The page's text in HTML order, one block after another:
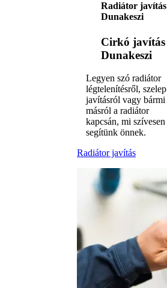
Radiátor javítás
Dunakeszi
Cirkó javítás
Dunakeszi
Legyen szó radiátor
légtelenítésről, szelep
javításról vagy bármi
másról a radiátor
kapcsán, mi szívesen
segítünk önnek.
Radiátor javítás